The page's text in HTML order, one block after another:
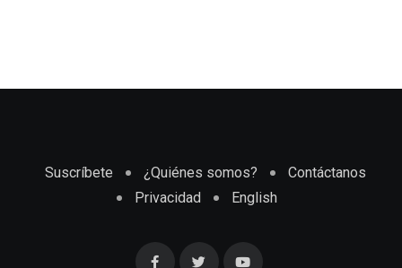
Suscríbete ¿Quiénes somos?
Contáctanos
Privacidad
English